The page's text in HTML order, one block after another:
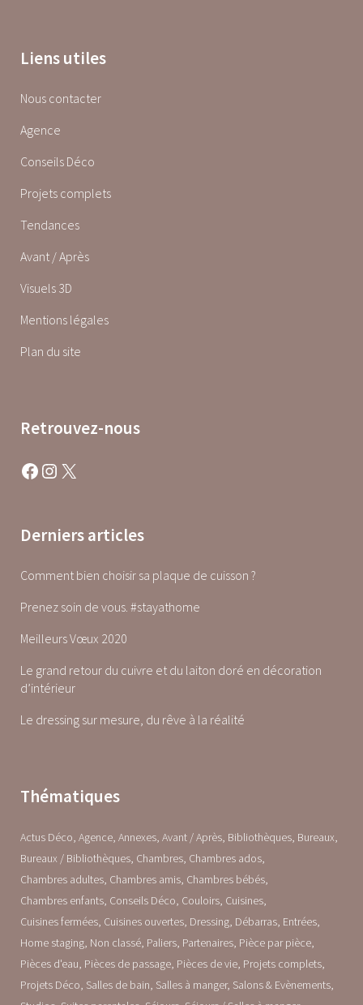
Liens utiles
Nous contacter
Agence
Conseils Déco
Projets complets
Tendances
Avant / Après
Visuels 3D
Mentions légales
Plan du site
Retrouvez-nous
Facebook Instagram X
Derniers articles
Comment bien choisir sa plaque de cuisson ?
Prenez soin de vous. #stayathome
Meilleurs Vœux 2020
Le grand retour du cuivre et du laiton doré en décoration
d’intérieur
Le dressing sur mesure, du rêve à la réalité
Thématiques
Actus Déco Agence Annexes Avant / Après Bibliothèques Bureaux
Bureaux / Bibliothèques Chambres Chambres ados
Chambres adultes Chambres amis Chambres bébés
Chambres enfants Conseils Déco Couloirs Cuisines
Cuisines fermées Cuisines ouvertes Dressing Débarras Entrées
Home staging Non classé Paliers Partenaires Pièce par pièce
Pièces d'eau Pièces de passage Pièces de vie Projets complets
Projets Déco Salles de bain Salles à manger Salons & Evènements